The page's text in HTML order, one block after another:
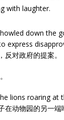
with laughter.
down the
express
反对政府的提案。
lions roaring at
在动物园的另一端